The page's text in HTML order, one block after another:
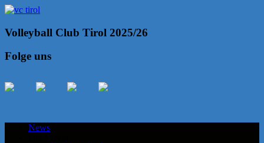
Volleyball Club Tirol 2025/26
Folge uns
News